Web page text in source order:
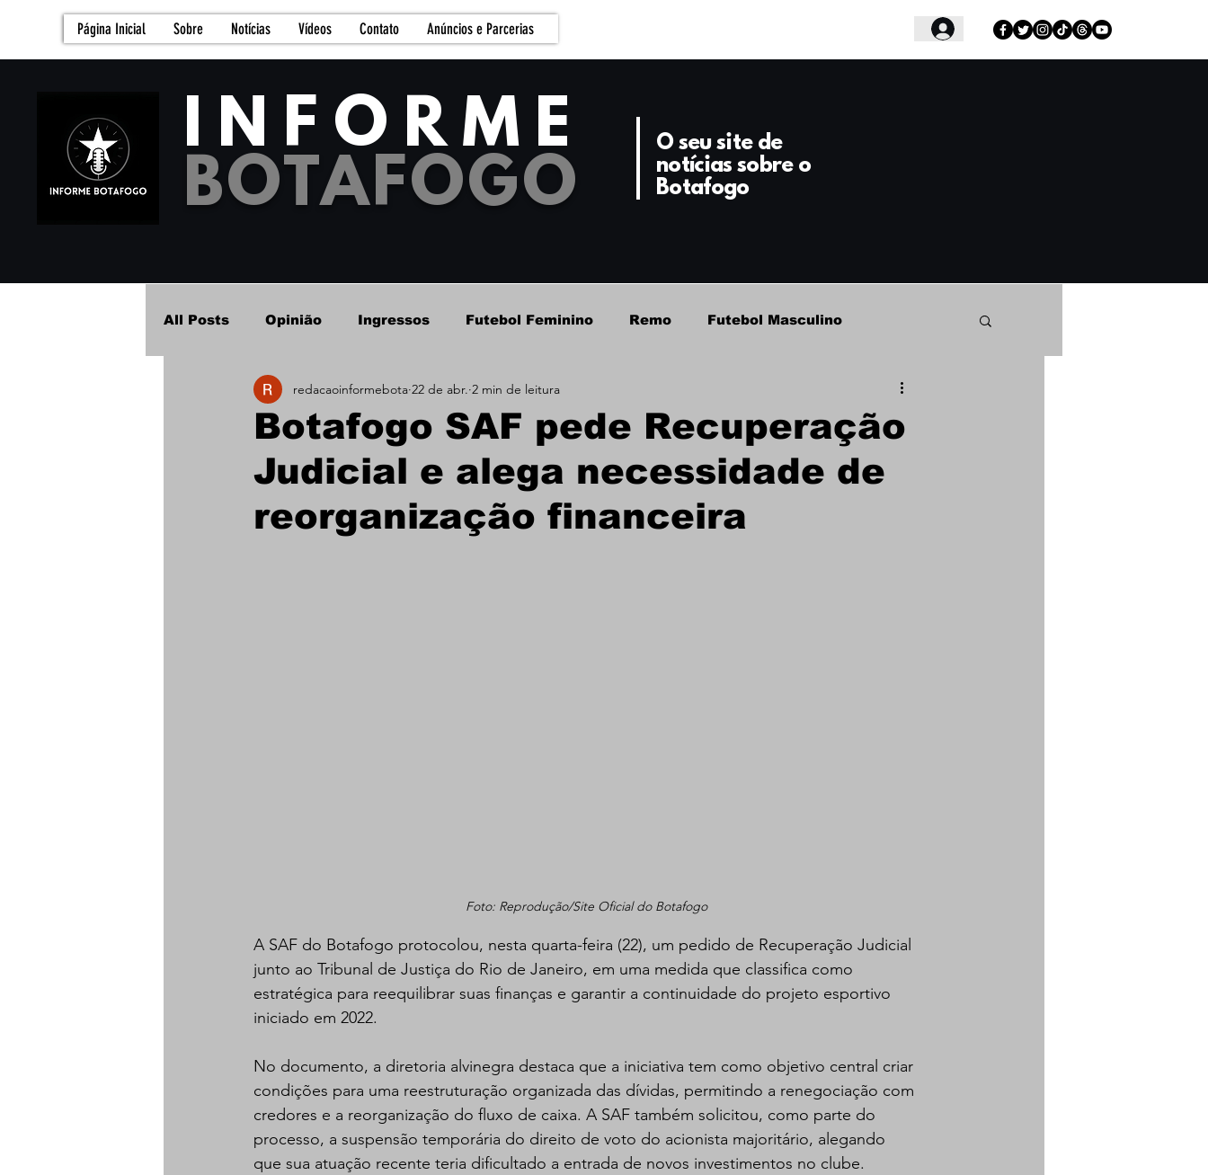
Página Inicial Sobre Notícias Vídeos Contato Anúncios e Parcerias Login
INFORME
BOTAFOGO
O seu site de
notícias sobre o
Botafogo
All Posts Opinião Ingressos Futebol Feminino Remo Futebol Masculino
Futebol Feminino - Base Futebol Masculino - Base Botafogo Samba Clube
Futebol Feminino
Botafogo SAF pede Recuperação
Judicial e alega necessidade de
reorganização financeira
redacaoinformebota 22 de abr. 2 min de leitura
Foto: Reprodução/Site Oficial do Botafogo
A SAF do Botafogo protocolou, nesta quarta-feira (22), um pedido de Recuperação Judicial
junto ao Tribunal de Justiça do Rio de Janeiro, em uma medida que classifica como
estratégica para reequilibrar suas finanças e garantir a continuidade do projeto esportivo
iniciado em 2022.
No documento, a diretoria alvinegra destaca que a iniciativa tem como objetivo central criar
condições para uma reestruturação organizada das dívidas, permitindo a renegociação com
credores e a reorganização do fluxo de caixa. A SAF também solicitou, como parte do
processo, a suspensão temporária do direito de voto do acionista majoritário, alegando
que sua atuação recente teria dificultado a entrada de novos investimentos no clube.